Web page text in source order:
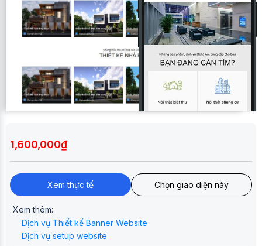
1,600,000₫
Xem thực tế Chọn giao diện này
Xem thêm:
Dịch vụ Thiết kế Banner Website
Dịch vụ setup website